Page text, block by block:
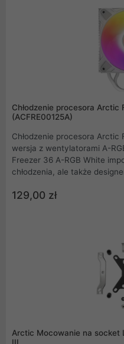
Chłodzenie procesora Arctic
(ACFRE00125A)
Chłodzenie procesora Arctic
wersja z wentylatorami A-
Freezer 36 A-RGB White
chłodzenia, ale także
cieplnych są ukryte za
pozwala na płynne
129,00 zł
Arctic Mocowanie na socket